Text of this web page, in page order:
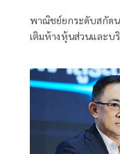
พาณิชย์ยกระดับสกัด
เติมห้างหุ้นส่วนและบ